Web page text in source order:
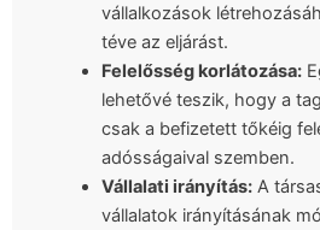
vállalkozások
téve az eljárást.
Felelősség korlátozása:
lehetővé teszik, hogy a
csak a befizetett tőkéig
adósságaival szemben.
Vállalati irányítás:A
vállalatok irányításának